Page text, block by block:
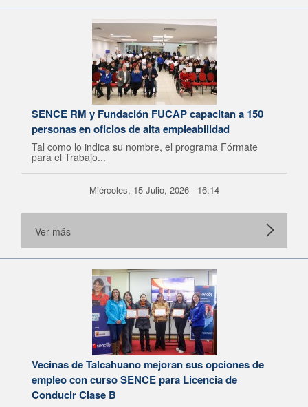
SENCE RM y Fundación FUCAP capacitan a 150
personas en oficios de alta empleabilidad
Tal como lo indica su nombre, el programa Fórmate
para el Trabajo...
Miércoles, 15 Julio, 2026 - 16:14
Ver más
Vecinas de Talcahuano mejoran sus opciones de
empleo con curso SENCE para Licencia de
Conducir Clase B